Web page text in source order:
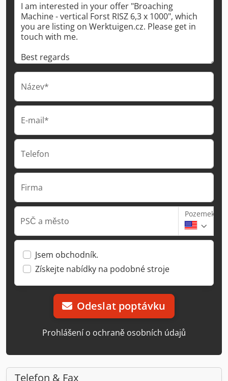
Název*
E-mail*
Telefon
Firma
PSČ a město
Pozemek
Jsem obchodník.
Získejte nabídky na podobné stroje
Odeslat poptávku
Prohlášení o ochraně osobních údajů
Telefon & Fax